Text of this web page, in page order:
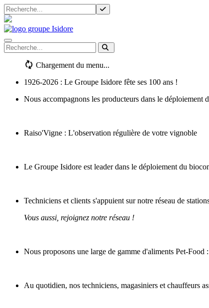
Navigation mobile
Chargement du menu...
1926-2026 : Le Groupe Isidore fête ses 100 ans !
Nous accompagnons les producteurs dans le
Raiso'Vigne : L'observation régulière de votre vignoble
Le Groupe Isidore est leader dans le déploiement du
Techniciens et clients s'appuient sur notre réseau de
Vous aussi, rejoignez notre réseau !
Nous proposons une large de gamme d'aliments Pet-
Au quotidien, nos techniciens, magasiniers et chauffeurs